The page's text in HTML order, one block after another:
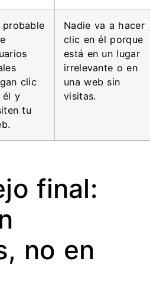
probable
clic
él y
tu
Nadie va a hacer
clic en él porque
está en un lugar
irrelevante o en
una web sin
visitas.
final:
no en